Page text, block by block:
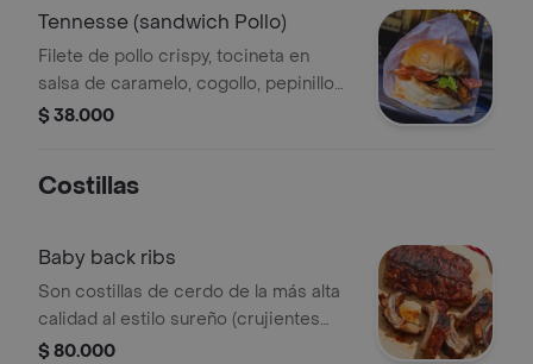
y caramelizada en canela, mayo de la
casa y sriracha luisiana.
Tennesse (sandwich Pollo)
Filete de pollo crispy, tocineta en
salsa de caramelo, cogollo, pepinillos
y nuestra salsa tipo nashville
$ 38.000
Costillas
Baby back ribs
Son costillas de cerdo de la más alta
calidad al estilo sureño (crujientes
por fuera, tiernas por dentro)
$ 80.000